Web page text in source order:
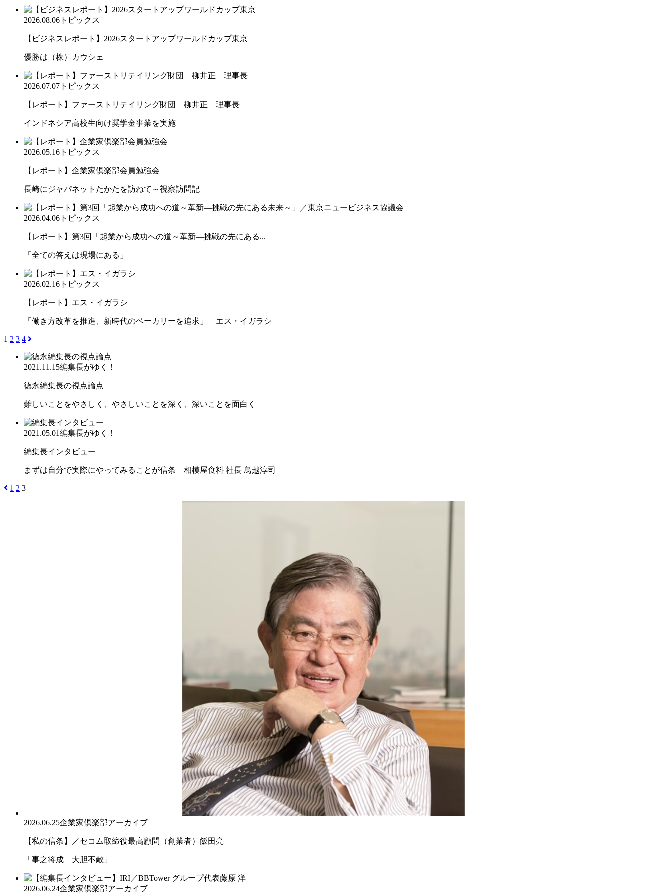
2026.08.06 トピックス
【ビジネスレポート】2026スタートアップワールドカップ東京
優勝は（株）カウシェ
2026.07.07 トピックス
【レポート】ファーストリテイリング財団 柳井正 理事長
インドネシア高校生向け奨学金事業を実施
2026.05.16 トピックス
【レポート】企業家倶楽部会員勉強会
長崎にジャパネットたかたを訪ねて～視察訪問記
2026.04.06 トピックス
【レポート】第3回「起業から成功への道～革新―挑戦の先にある...
「全ての答えは現場にある」
2026.02.16 トピックス
【レポート】エス・イガラシ
「働き方改革を推進、新時代のベーカリーを追求」 エス・イガラシ
1 2 3 4
2021.11.15編集長がゆく！
徳永編集長の視点論点
難しいことをやさしく、やさしいことを深く、深いことを面白く
2021.05.01編集長がゆく！
編集長インタビュー
まずは自分で実際にやってみることが信条 相模屋食料 社長 鳥越淳司
1 2 3
2026.06.25企業家倶楽部アーカイブ
【私の信条】／セコム取締役最高顧問（創業者）飯田亮
「事之将成 大胆不敵」
2026.06.24企業家倶楽部アーカイブ